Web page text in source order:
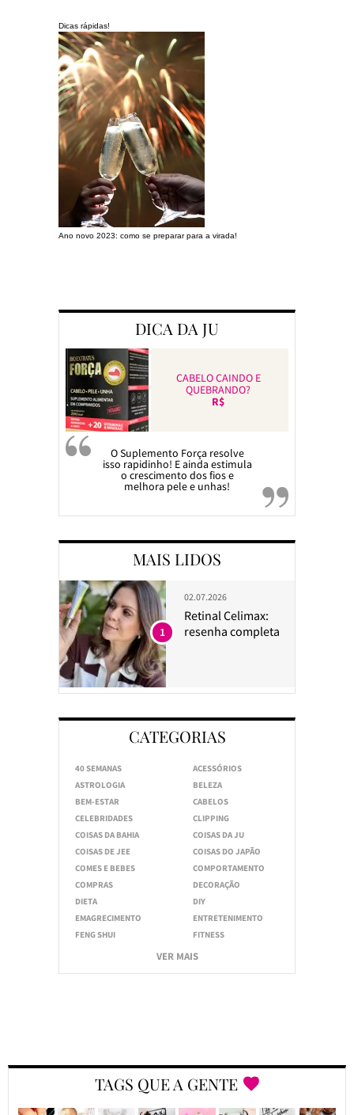
Dicas rápidas!
Ano novo 2023: como se preparar para a virada!
DICA DA JU
CABELO CAINDO E
QUEBRANDO?
R$
O Suplemento Força resolve
isso rapidinho! E ainda estimula
o crescimento dos fios e
melhora pele e unhas!
MAIS LIDOS
02.07.2026
Retinal Celimax:
resenha completa
1
CATEGORIAS
40 SEMANAS
ACESSÓRIOS
ASTROLOGIA
BELEZA
BEM-ESTAR
CABELOS
CELEBRIDADES
CLIPPING
COISAS DA BAHIA
COISAS DA JU
COISAS DE JEE
COISAS DO JAPÃO
COMES E BEBES
COMPORTAMENTO
COMPRAS
DECORAÇÃO
DIETA
DIY
EMAGRECIMENTO
ENTRETENIMENTO
FENG SHUI
FITNESS
VER MAIS
TAGS QUE A GENTE